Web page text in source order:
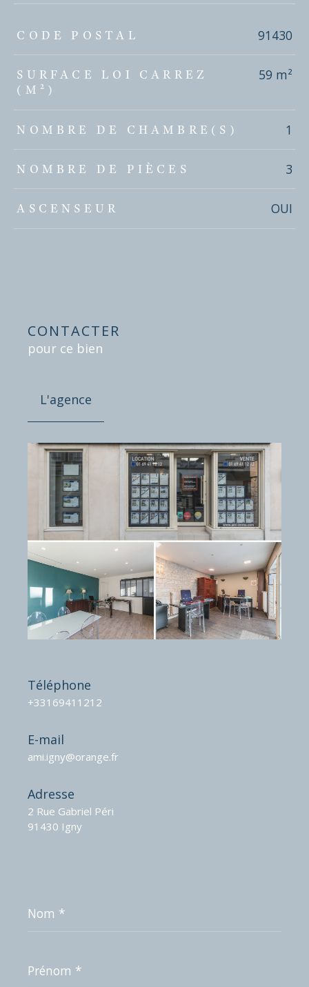
TRAD_ZEPHYR_Caracteristique TRAD_ZEPHYR_Valeurs
CODE POSTAL 91430
SURFACE LOI CARREZ
(M²)
59 m²
NOMBRE DE CHAMBRE(S) 1
NOMBRE DE PIÈCES 3
ASCENSEUR OUI
CONTACTER
pour ce bien
L'agence
Téléphone
+33169411212
E-mail
ami.igny@orange.fr
Adresse
2 Rue Gabriel Péri
91430 Igny
*
*